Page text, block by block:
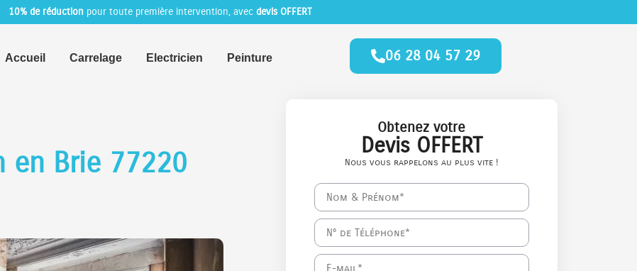
10% de réduction pour toute première intervention, avec devis OFFERT
Accueil Carrelage Electricien Peinture 06 28 04 57 29
en Brie 77220
Obtenez votre
Devis OFFERT
Nous vous rappelons au plus vite !